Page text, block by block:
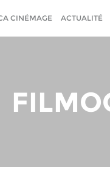
CINÉMAGE ACTUALITÉ